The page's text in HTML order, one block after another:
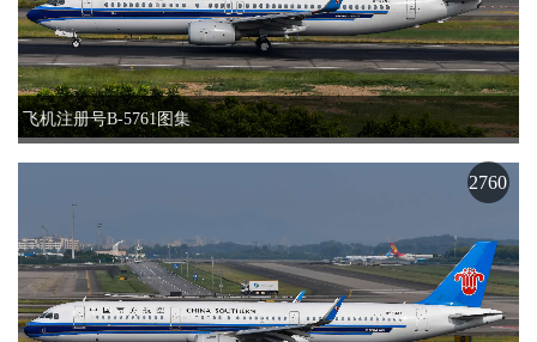
飞机注册号B-5761图集
2760